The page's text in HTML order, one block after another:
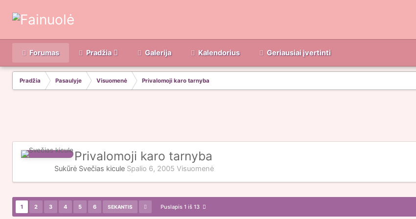
Forumas Pradžia Galerija Kalendorius Geriausiai įvertinti
Pradžia Pasaulyje Visuomenė Privalomoji karo tarnyba
Privalomoji karo tarnyba
Sukūrė Svečias kicule Spalio 6, 2005 Visuomenė
1 2 3 4 5 6 SEKANTIS Puslapis 1 iš 13